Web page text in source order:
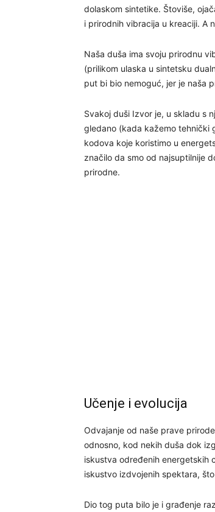
dolaskom sintetike. Štoviše,
i prirodnih vibracija u kreaciji. A
Naša duša ima svoju prirodnu
(prilikom ulaska u sintetsku
put bi bio nemoguć, jer je naša
Svakoj duši Izvor je, u skladu s
gledano (kada kažemo tehnički
kodova koje koristimo u
značilo da smo od najsuptilnije
prirodne.
Učenje i evolucija
Odvajanje od naše prave
odnosno, kod nekih duša dok
iskustva određenih energetskih
iskustvo izdvojenih spektara,
Dio tog puta bilo je i građenje